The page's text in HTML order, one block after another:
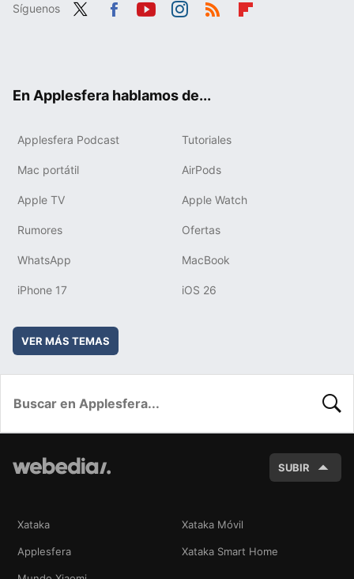
Síguenos
En Applesfera hablamos de...
Applesfera Podcast Tutoriales
Mac portátil AirPods
Apple TV Apple Watch
Rumores Ofertas
WhatsApp MacBook
iPhone 17 iOS 26
VER MÁS TEMAS
SUBIR
Xataka Xataka Móvil
Applesfera Xataka Smart Home